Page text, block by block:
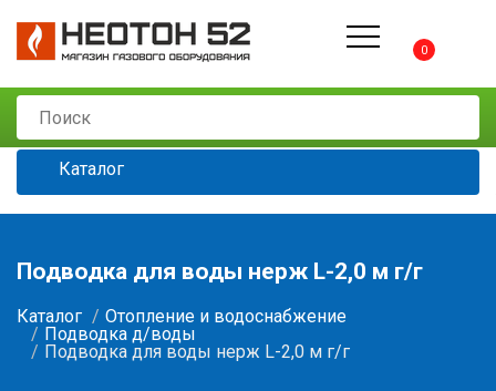
0
Каталог
Подводка для воды нерж L-2,0 м г/г
Каталог
Отопление и водоснабжение
Подводка д/воды
Подводка для воды нерж L-2,0 м г/г